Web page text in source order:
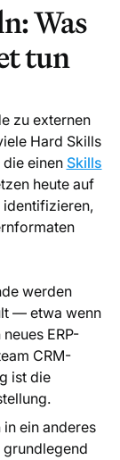
Was
tun
zu externen
Hard Skills
die einen Skills
heute auf
werden
— etwa wenn
ERP-
CRM-
ist die
ein anderes